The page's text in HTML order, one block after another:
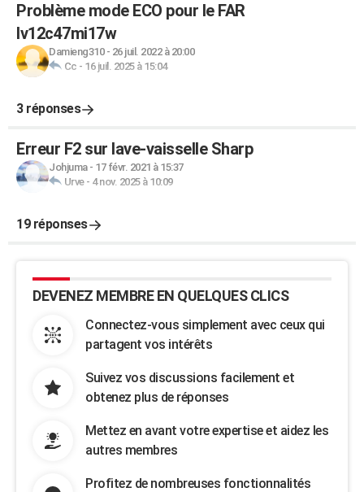
Problème mode ECO pour le FAR
lv12c47mi17w
Damieng310- 26 juil. 2022 à 20:00
Cc - 16 juil. 2025 à 15:04
3 réponses
Erreur F2 sur lave-vaisselle Sharp
Johjuma- 17 févr. 2021 à 15:37
Urve- 4 nov. 2025 à 10:09
19 réponses
DEVENEZ MEMBRE EN QUELQUES CLICS
Connectez-vous simplement avec ceux qui
partagent vos intérêts
Suivez vos discussions facilement et
obtenez plus de réponses
Mettez en avant votre expertise et aidez les
autres membres
Profitez de nombreuses fonctionnalités